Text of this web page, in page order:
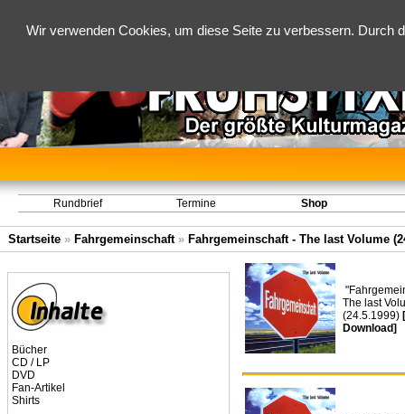
Wir verwenden Cookies, um diese Seite zu verbessern.
Rundbrief Termine Shop
Startseite » Fahrgemeinschaft» Fahrgemeinschaft - The last Volume
Bücher
CD / LP
DVD
Fan-Artikel
Shirts
The last
(24.5.1999)
Download]